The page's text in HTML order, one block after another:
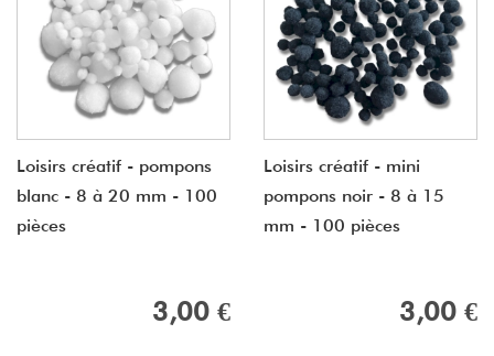
Loisirs créatif - pompons
blanc - 8 à 20 mm - 100
pièces
3,00 €
Loisirs créatif - mini
pompons noir - 8 à 15
mm - 100 pièces
3,00 €